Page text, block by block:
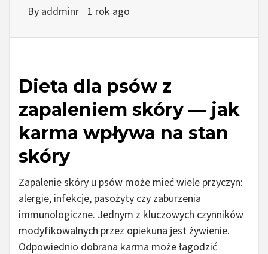
By addminr 1 rok ago
Dieta dla psów z
zapaleniem skóry — jak
karma wpływa na stan
skóry
Zapalenie skóry u psów może mieć wiele przyczyn:
alergie, infekcje, pasożyty czy zaburzenia
immunologiczne. Jednym z kluczowych czynników
modyfikowalnych przez opiekuna jest żywienie.
Odpowiednio dobrana karma może łagodzić